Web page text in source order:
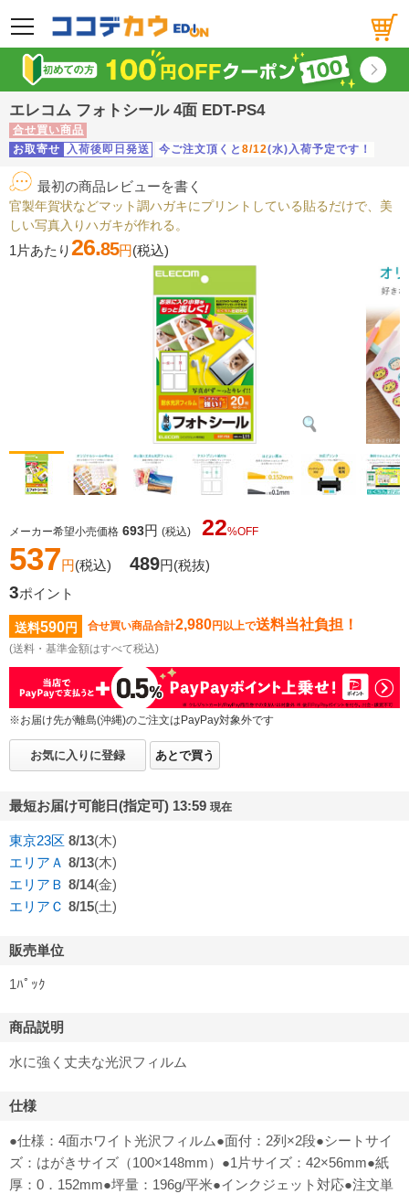
メニュー
エレコム フォトシール 4面 EDT-PS4
合せ買い商品
お取寄せ
入荷後即日発送 今ご注文頂くと 8/12(水)入荷予定です！
最初の商品レビューを書く
官製年賀状などマット調ハガキにプリントしている貼るだけで、美
しい写真入りハガキが作れる。
1片あたり26.85円(税込)
メーカー希望小売価格 693円 (税込) 22%OFF
537円(税込) 489円(税抜)
3ポイント
送料590円 合せ買い商品合計2,980円以上で送料当社負担！
(送料・基準金額はすべて税込)
※お届け先が離島(沖縄)のご注文はPayPay対象外です
お気に入りに登録 あとで買う
最短お届け可能日(指定可) 13:59 現在
東京23区 8/13(木)
エリアＡ 8/13(木)
エリアＢ 8/14(金)
エリアＣ 8/15(土)
販売単位
1ﾊﾟｯｸ
商品説明
水に強く丈夫な光沢フィルム
仕様
●仕様：4面ホワイト光沢フィルム●面付：2列×2段●シートサイ
ズ：はがきサイズ（100×148mm）●1片サイズ：42×56mm●紙
厚：0．152mm●坪量：196g/平米●インクジェット対応●注文単